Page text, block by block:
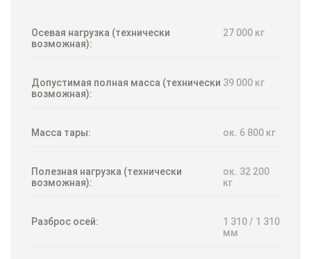
Осевая нагрузка (технически
возможная):
27 000 кг
Допустимая полная масса (технически
возможная):
39 000 кг
Масса тары: ок. 6 800 кг
Полезная нагрузка (технически
возможная):
ок. 32 200
кг
Разброс осей:
1 310 / 1 310
мм